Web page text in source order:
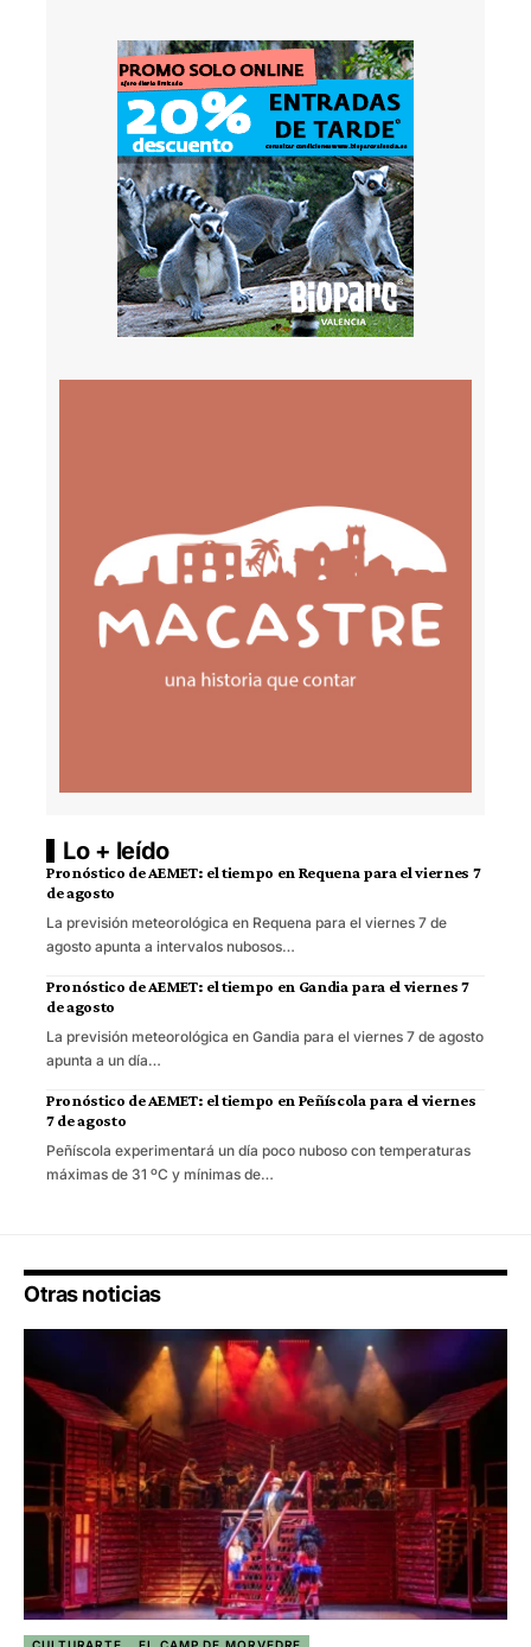
Lo + leído
Pronóstico de AEMET: el tiempo en Requena para el viernes 7
de agosto
La previsión meteorológica en Requena para el viernes 7 de
agosto apunta a intervalos nubosos…
Pronóstico de AEMET: el tiempo en Gandia para el viernes 7
de agosto
La previsión meteorológica en Gandia para el viernes 7 de agosto
apunta a un día…
Pronóstico de AEMET: el tiempo en Peñíscola para el viernes
7 de agosto
Peñíscola experimentará un día poco nuboso con temperaturas
máximas de 31 ºC y mínimas de…
Otras noticias